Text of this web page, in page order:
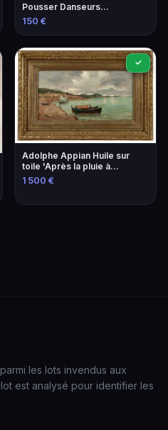
Pousser Danseurs
Folkloriques Bois Laqué
150 €
✓
Adolphe Appian Huile sur
toile 'Après la pluie à
Mourillon' 1818-1898
1 500 €
les lots invendus aux
est analysé pour identifier les